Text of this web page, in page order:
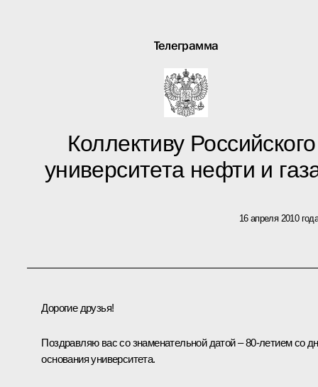
Телеграмма
Коллективу
университета нефти и
16 апреля 2010
Дорогие друзья!
Поздравляю вас со знаменательной датой – 80-летием со
основания университета.